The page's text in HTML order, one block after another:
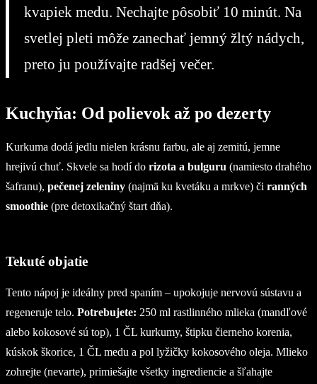
kvapiek medu. Nechajte pôsobiť 10 minút. Na
svetlej pleti môže zanechať jemný žltý nádych,
preto ju používajte radšej večer.
Kuchyňa: Od polievok až po dezerty
Kurkuma dodá jedlu nielen krásnu farbu, ale aj zemitú, jemne
hrejivú chuť. Skvele sa hodí do rizota a bulguru (namiesto drahého
šafranu), pečenej zeleniny (najmä ku kvetáku a mrkve) či ranných
smoothie (pre detoxikačný štart dňa).
Tekuté objatie
Tento nápoj je ideálny pred spaním – upokojuje nervovú sústavu a
regeneruje telo. Potrebujete: 250 ml rastlinného mlieka (mandľové
alebo kokosové sú top), 1 ČL kurkumy, štipku čierneho korenia,
kúskok škorice, 1 ČL medu a pol lyžičky kokosového oleja. Mlieko
zohrejte (nevarte), primiešajte všetky ingrediencie a šľahajte